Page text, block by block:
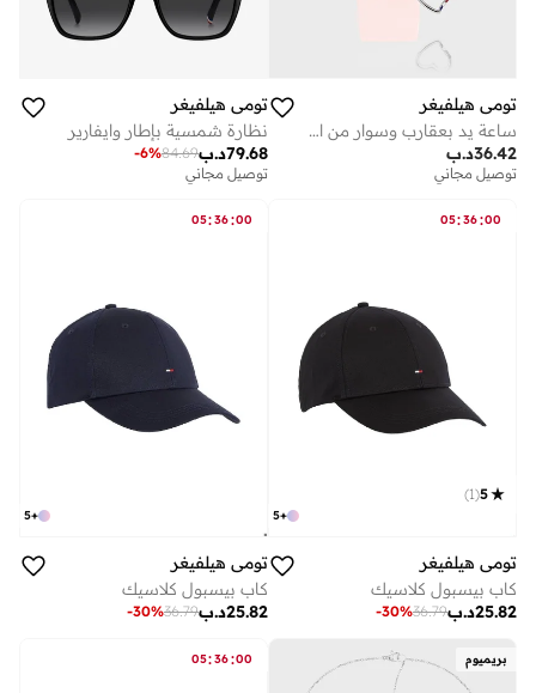
تومي هيلفيغر
ساعة يد بعقارب وسوار من السيليكون
د.ب36.42
توصيل مجاني
تومي هيلفيغر
نظارة شمسية بإطار وايفارير
د.ب79.68
84.69
-6%
توصيل مجاني
05:36:00
+
5
5
(
1
)
تومي هيلفيغر
كاب بيسبول كلاسيك
د.ب25.82
36.79
-30%
05:36:00
+
5
تومي هيلفيغر
كاب بيسبول كلاسيك
د.ب25.82
36.79
-30%
بريميوم 05:36:00